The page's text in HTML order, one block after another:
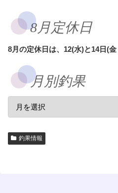
8月定休日
8月の定休日は、12(水)と14日(金
月別釣果
釣果情報